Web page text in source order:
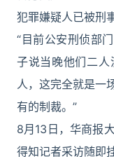
犯罪嫌疑人已被刑
“目前公安刑侦部
子说当晚他们二
人，这完全就是一
有的制裁。”
8月13日，华商报
得知记者采访随即